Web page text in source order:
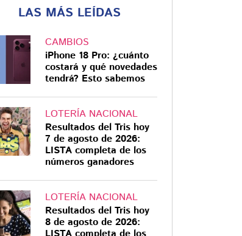
LAS MÁS LEÍDAS
CAMBIOS
iPhone 18 Pro: ¿cuánto
costará y qué novedades
tendrá? Esto sabemos
LOTERÍA NACIONAL
Resultados del Tris hoy
7 de agosto de 2026:
LISTA completa de los
números ganadores
LOTERÍA NACIONAL
Resultados del Tris hoy
8 de agosto de 2026: